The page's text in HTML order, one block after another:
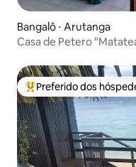
Bangalô ⋅ Arutanga
Casa de Petero
Entre os melhores
Preferido dos